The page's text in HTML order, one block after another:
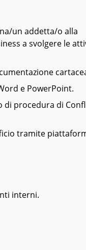
un addetta/o alla
a svolgere le
e PowerPoint.
di procedura di
tramite
interni.